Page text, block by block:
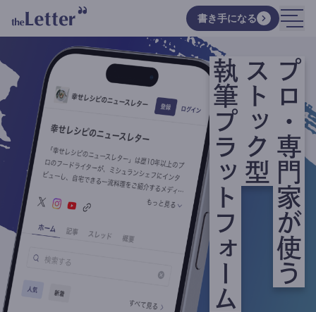
書き手になる
プロ・専門家が使う
ストック型
執筆プラットフォーム